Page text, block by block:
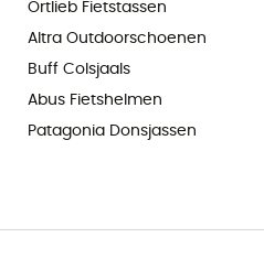
Ortlieb Fietstassen
Altra Outdoorschoenen
Buff Colsjaals
Abus Fietshelmen
Patagonia Donsjassen